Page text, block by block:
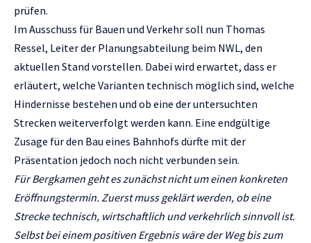
prüfen.
Im Ausschuss für Bauen und Verkehr soll nun Thomas
Ressel, Leiter der Planungsabteilung beim NWL, den
aktuellen Stand vorstellen. Dabei wird erwartet, dass er
erläutert, welche Varianten technisch möglich sind, welche
Hindernisse bestehen und ob eine der untersuchten
Strecken weiterverfolgt werden kann. Eine endgültige
Zusage für den Bau eines Bahnhofs dürfte mit der
Präsentation jedoch noch nicht verbunden sein.
Für Bergkamen geht es zunächst nicht um einen konkreten
Eröffnungstermin. Zuerst muss geklärt werden, ob eine
Strecke technisch, wirtschaftlich und verkehrlich sinnvoll ist.
Selbst bei einem positiven Ergebnis wäre der Weg bis zum